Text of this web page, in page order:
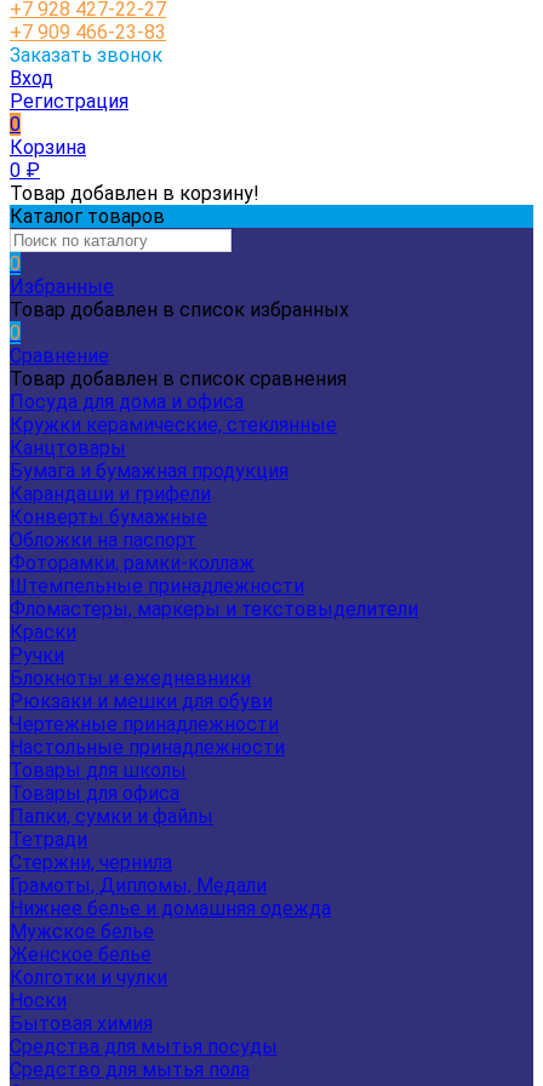
+7 928 427-22-27
+7 909 466-23-83
Заказать звонок
Вход
Регистрация
0
Корзина
0 ₽
Товар добавлен в корзину!
Каталог товаров
0
Избранные
Товар добавлен в список избранных
0
Сравнение
Товар добавлен в список сравнения
Посуда для дома и офиса
Кружки керамические, стеклянные
Канцтовары
Бумага и бумажная продукция
Карандаши и грифели
Конверты бумажные
Обложки на паспорт
Фоторамки, рамки-коллаж
Штемпельные принадлежности
Фломастеры, маркеры и текстовыделители
Краски
Ручки
Блокноты и ежедневники
Рюкзаки и мешки для обуви
Чертежные принадлежности
Настольные принадлежности
Товары для школы
Товары для офиса
Папки, сумки и файлы
Тетради
Стержни, чернила
Грамоты, Дипломы, Медали
Нижнее белье и домашняя одежда
Мужское белье
Женское белье
Колготки и чулки
Носки
Бытовая химия
Средства для мытья посуды
Средство для мытья пола